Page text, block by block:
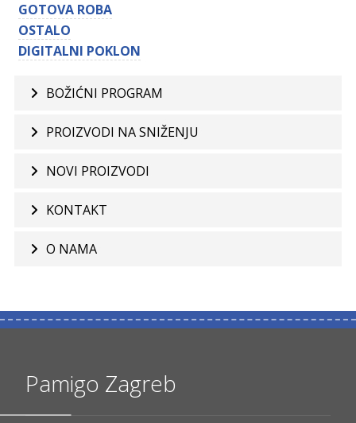
GOTOVA ROBA
OSTALO
DIGITALNI POKLON
BOŽIĆNI PROGRAM
PROIZVODI NA SNIŽENJU
NOVI PROIZVODI
KONTAKT
O NAMA
Pamigo Zagreb